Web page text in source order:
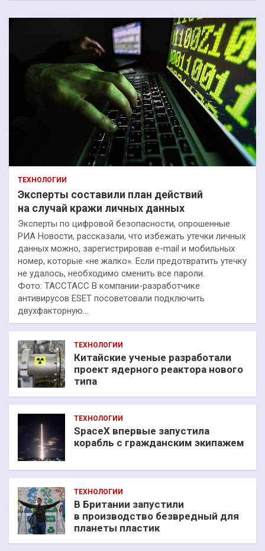
ТЕХНОЛОГИИ
Эксперты составили план действий
на случай кражи личных данных
Эксперты по цифровой безопасности, опрошенные
РИА Новости, рассказали, что избежать утечки личных
данных можно, зарегистрировав e-mail и мобильных
номер, которые «не жалко». Если предотвратить утечку
не удалось, необходимо сменить все пароли.
Фото: ТАССТАСС В компании-разработчике
антивирусов ESET посоветовали подключить
двухфакторную…
ТЕХНОЛОГИИ
Китайские ученые разработали
проект ядерного реактора нового
типа
ТЕХНОЛОГИИ
SpaceX впервые запустила
корабль с гражданским экипажем
ТЕХНОЛОГИИ
В Британии запустили
в производство безвредный для
планеты пластик